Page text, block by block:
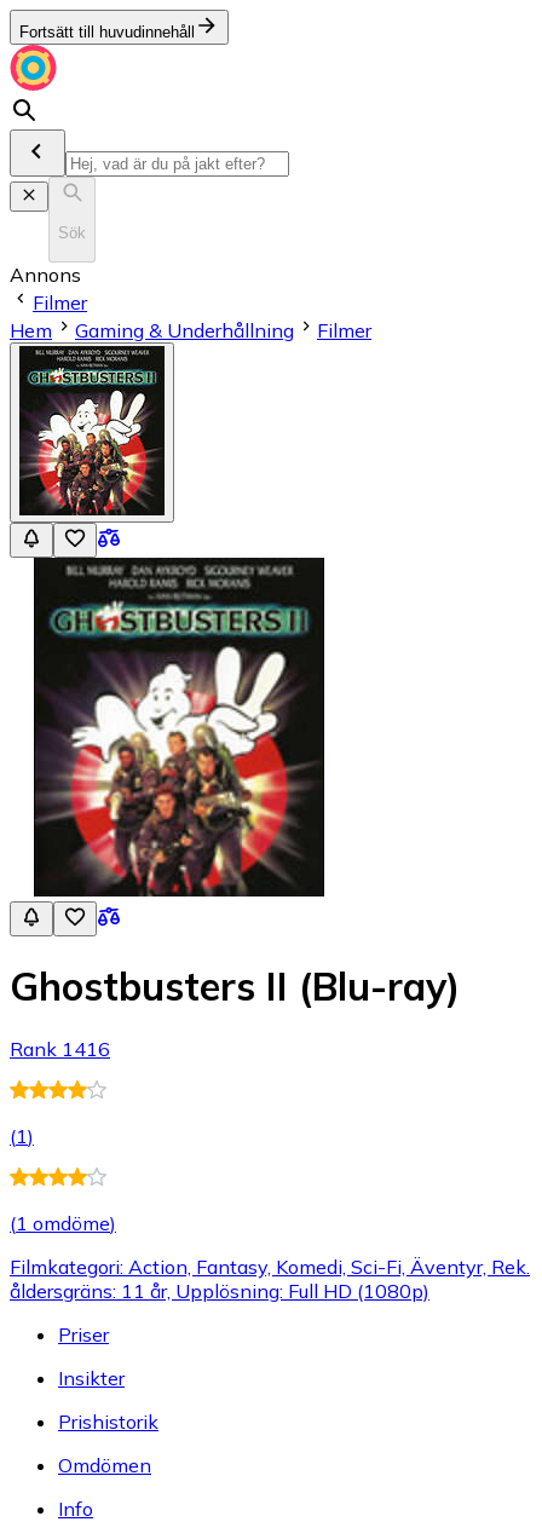
Fortsätt till huvudinnehåll
Sök
Annons
Filmer
Hem
Gaming & Underhållning Filmer
Ghostbusters II (Blu-ray)
Rank 1416
(1)
(1 omdöme)
Filmkategori: Action, Fantasy, Komedi, Sci-Fi, Äventyr, Rek.
åldersgräns: 11 år, Upplösning: Full HD (1080p)
Priser
Insikter
Prishistorik
Omdömen
Info